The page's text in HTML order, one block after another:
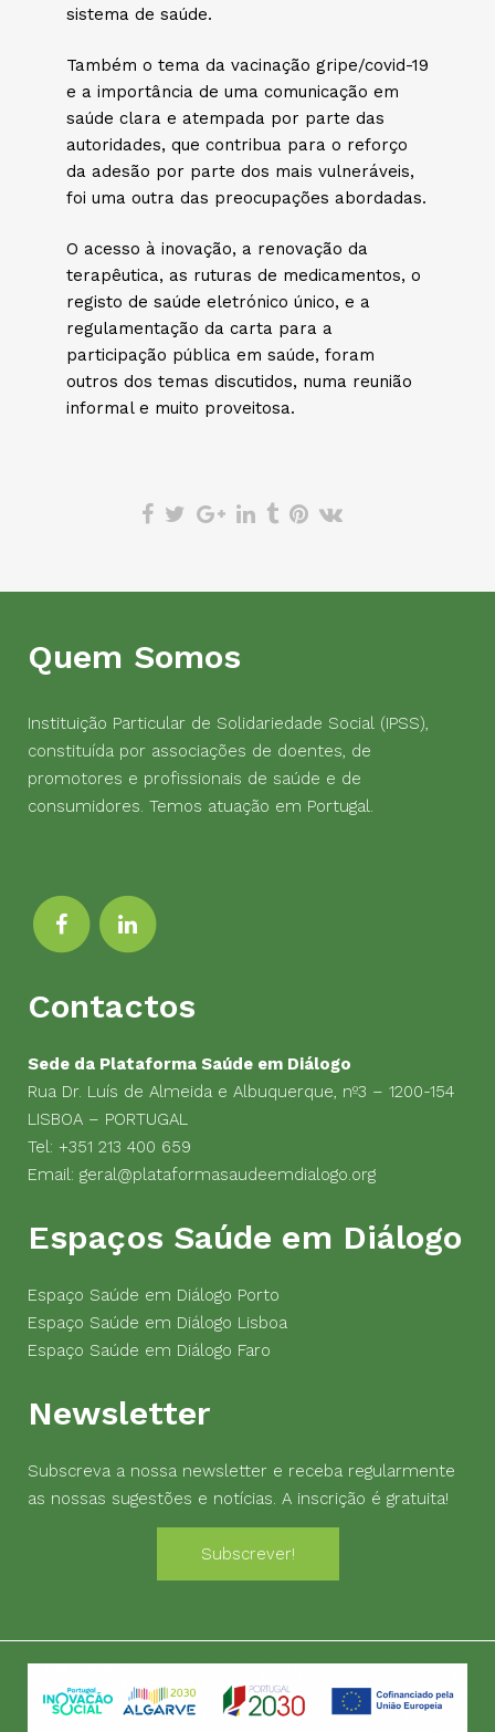
sistema de saúde.
Também o tema da vacinação gripe/covid-19
e a importância de uma comunicação em
saúde clara e atempada por parte das
autoridades, que contribua para o reforço
da adesão por parte dos mais vulneráveis,
foi uma outra das preocupações abordadas.
O acesso à inovação, a renovação da
terapêutica, as ruturas de medicamentos, o
registo de saúde eletrónico único, e a
regulamentação da carta para a
participação pública em saúde, foram
outros dos temas discutidos, numa reunião
informal e muito proveitosa.
Quem Somos
Instituição Particular de Solidariedade Social (IPSS),
constituída por associações de doentes, de
promotores e profissionais de saúde e de
consumidores. Temos atuação em Portugal.
Contactos
Sede da Plataforma Saúde em Diálogo
Rua Dr. Luís de Almeida e Albuquerque, nº3 – 1200-154
LISBOA – PORTUGAL
Tel: +351 213 400 659
Email: geral@plataformasaudeemdialogo.org
Espaços Saúde em Diálogo
Espaço Saúde em Diálogo Porto
Espaço Saúde em Diálogo Lisboa
Espaço Saúde em Diálogo Faro
Newsletter
Subscreva a nossa newsletter e receba regularmente
as nossas sugestões e notícias. A inscrição é gratuita!
Subscrever!